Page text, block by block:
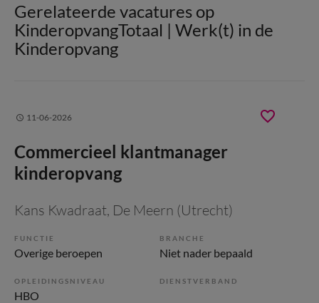
Gerelateerde vacatures op
KinderopvangTotaal | Werk(t) in de
Kinderopvang
11-06-2026
Commercieel klantmanager
kinderopvang
Kans Kwadraat, De Meern (Utrecht)
FUNCTIE
Overige beroepen
BRANCHE
Niet nader bepaald
OPLEIDINGSNIVEAU
HBO
DIENSTVERBAND